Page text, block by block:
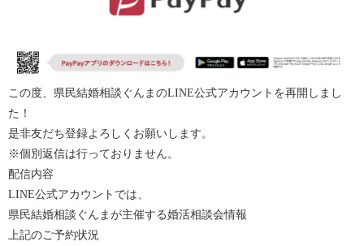
この度、県民結婚相談ぐんまのLINE公式アカウントを再開しまし
た！
是非友だち登録よろしくお願いします。
※個別返信は行っておりません。
配信内容
LINE公式アカウントでは、
県民結婚相談ぐんまが主催する婚活相談会情報
上記のご予約状況